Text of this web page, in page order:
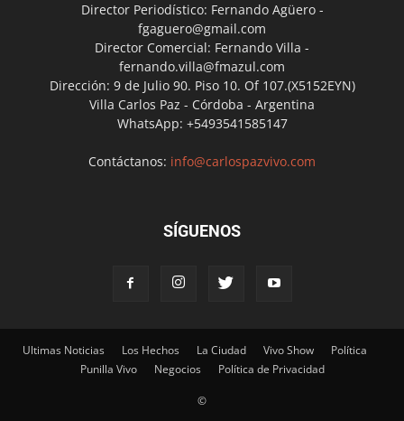
Director Periodístico: Fernando Agüero -
fgaguero@gmail.com
Director Comercial: Fernando Villa -
fernando.villa@fmazul.com
Dirección: 9 de Julio 90. Piso 10. Of 107.(X5152EYN)
Villa Carlos Paz - Córdoba - Argentina
WhatsApp: +5493541585147
Contáctanos: info@carlospazvivo.com
SÍGUENOS
Ultimas Noticias Los Hechos La Ciudad Vivo Show
Política
Punilla Vivo
Negocios Política de Privacidad
©